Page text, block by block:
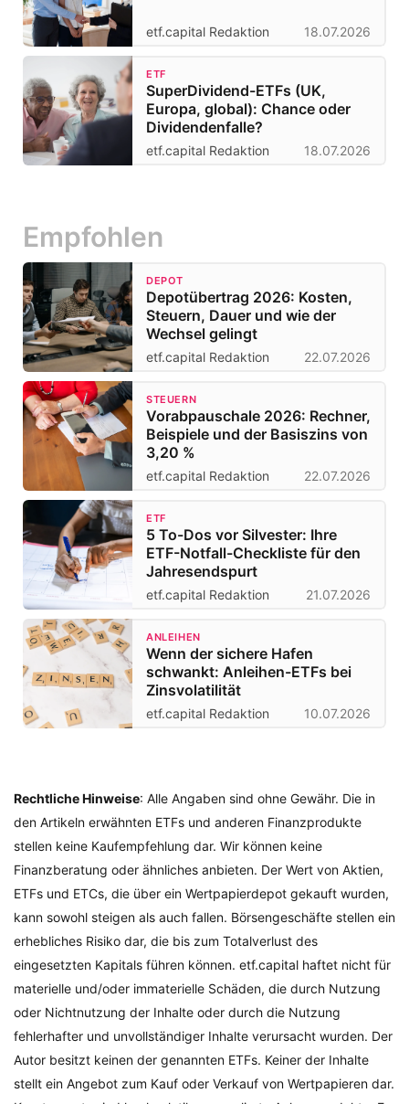
etf.capital Redaktion 18.07.2026
ETF
SuperDividend-ETFs (UK,
Europa, global): Chance oder
Dividendenfalle?
etf.capital Redaktion 18.07.2026
Empfohlen
DEPOT
Depotübertrag 2026: Kosten,
Steuern, Dauer und wie der
Wechsel gelingt
etf.capital Redaktion 22.07.2026
STEUERN
Vorabpauschale 2026: Rechner,
Beispiele und der Basiszins von
3,20 %
etf.capital Redaktion 22.07.2026
ETF
5 To-Dos vor Silvester: Ihre
ETF-Notfall-Checkliste für den
Jahresendspurt
etf.capital Redaktion 21.07.2026
ANLEIHEN
Wenn der sichere Hafen
schwankt: Anleihen-ETFs bei
Zinsvolatilität
etf.capital Redaktion 10.07.2026
Rechtliche Hinweise: Alle Angaben sind ohne Gewähr. Die in
den Artikeln erwähnten ETFs und anderen Finanzprodukte
stellen keine Kaufempfehlung dar. Wir können keine
Finanzberatung oder ähnliches anbieten. Der Wert von Aktien,
ETFs und ETCs, die über ein Wertpapierdepot gekauft wurden,
kann sowohl steigen als auch fallen. Börsengeschäfte stellen ein
erhebliches Risiko dar, die bis zum Totalverlust des
eingesetzten Kapitals führen können. etf.capital haftet nicht für
materielle und/oder immaterielle Schäden, die durch Nutzung
oder Nichtnutzung der Inhalte oder durch die Nutzung
fehlerhafter und unvollständiger Inhalte verursacht wurden. Der
Autor besitzt keinen der genannten ETFs. Keiner der Inhalte
stellt ein Angebot zum Kauf oder Verkauf von Wertpapieren dar.